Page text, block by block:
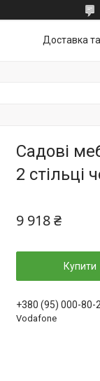
Доставка
Садові
2 стільці
9 918 ₴
Купити
+380 (95) 000-80-
Vodafone